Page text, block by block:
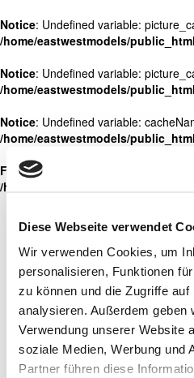
Diese Webseite verwendet
Wir verwenden Cookies, um
personalisieren, Funktionen
zu können und die Zugriffe
analysieren. Außerdem geben
Verwendung unserer Website
soziale Medien, Werbung und
Partner führen diese
Notice: Undefined variable:
/home/eastwestmodels/
Notice: Undefined variable:
/home/eastwestmodels/
Notice: Undefined variable:
/home/eastwestmodels/
Fatal error
: Cannot use object of
/home/eastwestmodels/